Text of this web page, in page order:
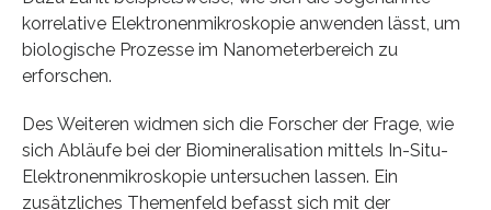
korrelative Elektronenmikroskopie anwenden lässt, um
biologische Prozesse im Nanometerbereich zu
erforschen.
Des Weiteren widmen sich die Forscher der Frage, wie
sich Abläufe bei der Biomineralisation mittels In-Situ-
Elektronenmikroskopie untersuchen lassen. Ein
zusätzliches Themenfeld befasst sich mit der